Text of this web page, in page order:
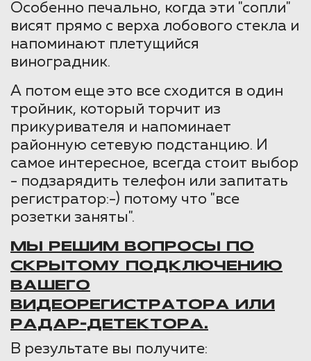
Особенно печально, когда эти "сопли"
висят прямо с верха лобового стекла и
напоминают плетущийся
виноградник.
А потом еще это все сходится в один
тройник, который торчит из
прикуривателя и напоминает
районную сетевую подстанцию. И
самое интересное, всегда стоит выбор
- подзарядить телефон или запитать
регистратор:-) потому что "все
розетки заняты".
МЫ РЕШИМ ВОПРОСЫ ПО
СКРЫТОМУ ПОДКЛЮЧЕНИЮ
ВАШЕГО
ВИДЕОРЕГИСТРАТОРА ИЛИ
РАДАР-ДЕТЕКТОРА.
В результате вы получите: